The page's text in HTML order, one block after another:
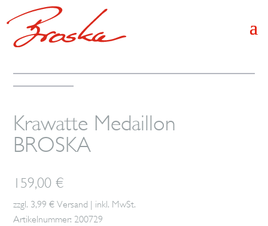
Krawatte Medaillon
BROSKA
159,00€
zzgl. 3,99 € Versand | inkl. MwSt.
Artikelnummer: 200729